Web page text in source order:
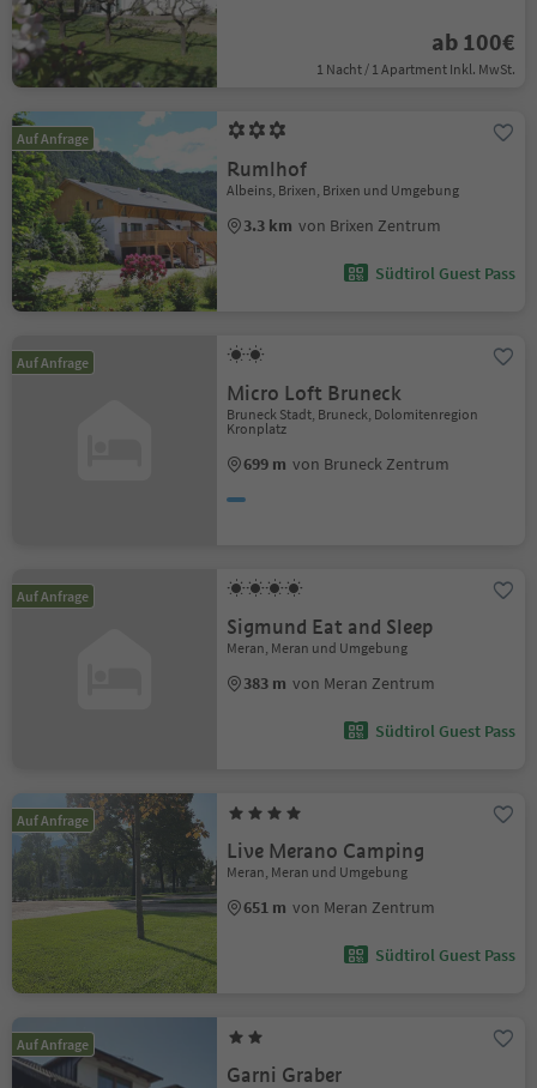
ab 100€
1 Nacht / 1 Apartment Inkl. MwSt.
Auf Anfrage
Rumlhof
Albeins, Brixen, Brixen und Umgebung
3.3 km von Brixen Zentrum
Südtirol Guest Pass
Auf Anfrage
Micro Loft Bruneck
Bruneck Stadt, Bruneck, Dolomitenregion
Kronplatz
699 m von Bruneck Zentrum
Auf Anfrage
Sigmund Eat and Sleep
Meran, Meran und Umgebung
383 m von Meran Zentrum
Südtirol Guest Pass
Auf Anfrage
Live Merano Camping
Meran, Meran und Umgebung
651 m von Meran Zentrum
Südtirol Guest Pass
Auf Anfrage
Garni Graber